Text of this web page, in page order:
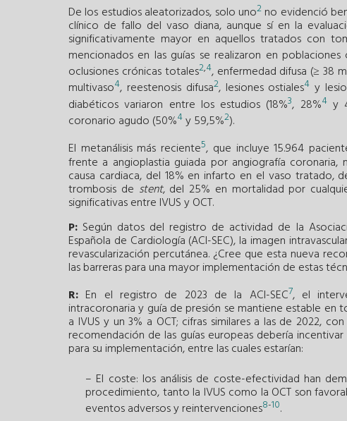
De los estudios aleatorizados, solo uno2no evidenció
clínico de fallo del vaso diana, aunque sí en la
significativamente mayor en aquellos tratados con
mencionados en las guías se realizaron en
oclusiones crónicas totales2,4, enfermedad difusa (≥ 38
multivaso4, reestenosis difusa2, lesiones ostiales4 y
diabéticos variaron entre los estudios (18%3, 28%4y
coronario agudo (50%4y 59,5%2).
El metanálisis más reciente5, que incluye 15.964
frente a angioplastia guiada por angiografía
causa cardiaca, del 18% en infarto en el vaso tratado,
trombosis de stent, del 25% en mortalidad por
significativas entre IVUS y OCT.
P: Según datos del registro de actividad de la
Española de Cardiología (ACI-SEC), la imagen
revascularización percutánea. ¿Cree que esta nueva
las barreras para una mayor implementación de estas
R: En el registro de 2023 de la ACI-SEC7, el
intracoronaria y guía de presión se mantiene estable en
a IVUS y un 3% a OCT; cifras similares a las de 2022,
recomendación de las guías europeas debería
para su implementación, entre las cuales estarían:
– El coste: los análisis de coste-efectividad han
procedimiento, tanto la IVUS como la OCT son
eventos adversos y reintervenciones8-10.